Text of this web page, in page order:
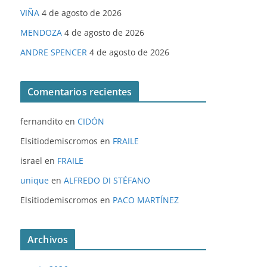
VIÑA 4 de agosto de 2026
MENDOZA 4 de agosto de 2026
ANDRE SPENCER 4 de agosto de 2026
Comentarios recientes
fernandito en CIDÓN
Elsitiodemiscromos en FRAILE
israel en FRAILE
unique en ALFREDO DI STÉFANO
Elsitiodemiscromos en PACO MARTÍNEZ
Archivos